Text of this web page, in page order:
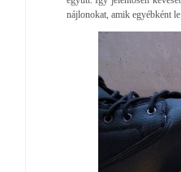
nájlonokat, amik egyébként